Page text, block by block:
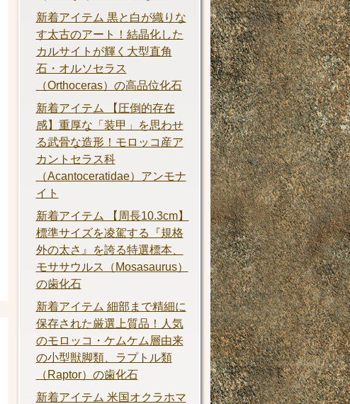
新着アイテム 黒と白が織りな
す太古のアート！結晶化した
カルサイトが輝く大型直角
石・オルソセラス
（Orthoceras）の高品位化石
新着アイテム 【圧倒的存在
感】重厚な「装甲」を思わせ
る武骨な造形！モロッコ産ア
カントセラス科
（Acantoceratidae）アンモナ
イト
新着アイテム 【周長10.3cm】
標準サイズを凌駕する『規格
外の太さ』を誇る特選標本、
モササウルス（Mosasaurus）
の歯化石
新着アイテム 細部まで精細に
保存された厳選上質品！人気
のモロッコ・ケムケム層由来
の小型獣脚類、ラプトル類
（Raptor）の歯化石
新着アイテム 米国オクラホマ